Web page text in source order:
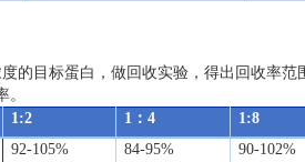
的目标蛋白，做回收实验，得出回收率
1:2 1：4
1:8
92-105% 84-95%
90-102%